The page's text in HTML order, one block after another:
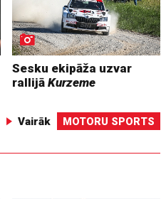
Sesku ekipāža uzvar
rallijāKurzeme
Vairāk MOTORU SPORTS